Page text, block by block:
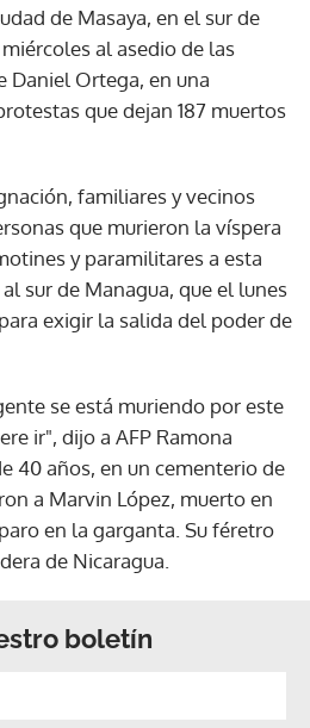
de Masaya, en el sur de
al asedio de las
Daniel Ortega, en una
que dejan 187 muertos
familiares y vecinos
que murieron la víspera
y paramilitares a esta
sur de Managua, que el lunes
exigir la salida del poder de
se está muriendo por este
ir", dijo a AFP Ramona
40 años, en un cementerio de
a Marvin López, muerto en
en la garganta. Su féretro
de Nicaragua.
boletín